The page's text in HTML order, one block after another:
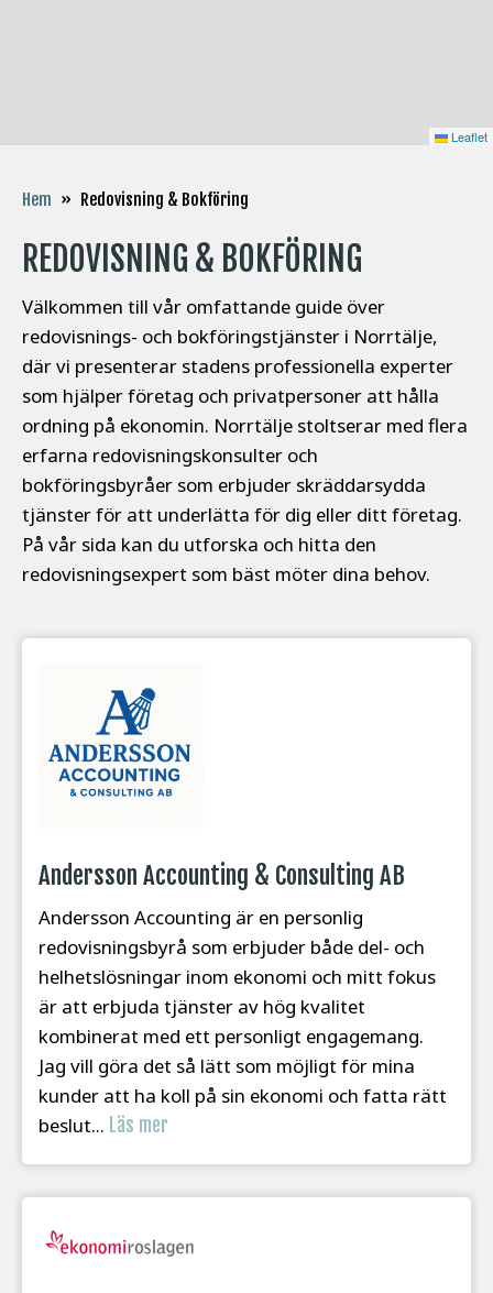
Leaflet
Hem » Redovisning & Bokföring
REDOVISNING & BOKFÖRING
Välkommen till vår omfattande guide över
redovisnings- och bokföringstjänster i Norrtälje,
där vi presenterar stadens professionella experter
som hjälper företag och privatpersoner att hålla
ordning på ekonomin. Norrtälje stoltserar med flera
erfarna redovisningskonsulter och
bokföringsbyråer som erbjuder skräddarsydda
tjänster för att underlätta för dig eller ditt företag.
På vår sida kan du utforska och hitta den
redovisningsexpert som bäst möter dina behov.
Andersson Accounting & Consulting AB
Andersson Accounting är en personlig
redovisningsbyrå som erbjuder både del- och
helhetslösningar inom ekonomi och mitt fokus
är att erbjuda tjänster av hög kvalitet
kombinerat med ett personligt engagemang.
Jag vill göra det så lätt som möjligt för mina
kunder att ha koll på sin ekonomi och fatta rätt
beslut... Läs mer